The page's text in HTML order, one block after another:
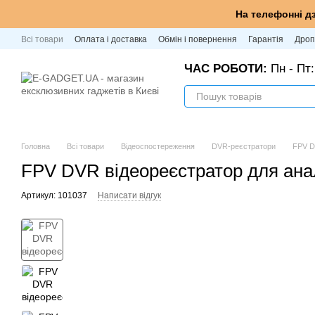
На телефонні
Всі товари Оплата і доставка Обмін і повернення Гарантія
ЧАС РОБОТИ: Пн - Пт:
Головна Всі товари Відеоспостереження DVR-реєстратори FPV
FPV DVR відеореєстратор для
Артикул: 101037 Написати відгук